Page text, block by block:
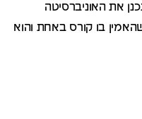
את האוניברסיטה
בו קורס באחת והוא